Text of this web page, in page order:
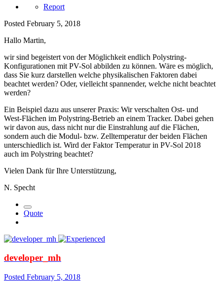
Report
Posted February 5, 2018
Hallo Martin,
wir sind begeistert von der Möglichkeit endlich Polystring-
Konfigurationen mit PV-Sol abbilden zu können. Wäre es möglich,
dass Sie kurz darstellen welche physikalischen Faktoren dabei
beachtet werden? Oder, vielleicht spannender, welche nicht beachtet
werden?
Ein Beispiel dazu aus unserer Praxis: Wir verschalten Ost- und
West-Flächen im Polystring-Betrieb an einem Tracker. Dabei gehen
wir davon aus, dass nicht nur die Einstrahlung auf die Flächen,
sondern auch die Modul- bzw. Zelltemperatur der beiden Flächen
unterschiedlich ist. Wird der Faktor Temperatur in PV-Sol 2018
auch im Polystring beachtet?
Vielen Dank für Ihre Unterstützung,
N. Specht
Quote
developer_mh
Posted February 5, 2018